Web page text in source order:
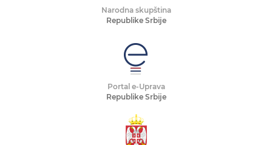
Narodna skupština
Republike Srbije
Portal e-Uprava
Republike Srbije